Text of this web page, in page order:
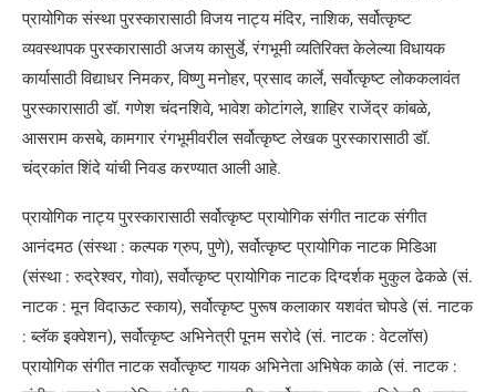
प्रायोगिक संस्था पुरस्कारासाठी विजय नाट्य मंदिर, नाशिक, सर्वोत्कृष्ट
व्यवस्थापक पुरस्कारासाठी अजय कासुर्डे, रंगभूमी व्यतिरिक्त केलेल्या विधायक
कार्यासाठी विद्याधर निमकर, विष्णु मनोहर, प्रसाद कार्ले, सर्वोत्कृष्ट लोककलावंत
पुरस्कारासाठी डॉ. गणेश चंदनशिवे, भावेश कोटांगले, शाहिर राजेंद्र कांबळे,
आसराम कसबे, कामगार रंगभूमीवरील सर्वोत्कृष्ट लेखक पुरस्कारासाठी डॉ.
चंद्रकांत शिंदे यांची निवड करण्यात आली आहे.
प्रायोगिक नाट्य पुरस्कारासाठी सर्वोत्कृष्ट प्रायोगिक संगीत नाटक संगीत
आनंदमठ (संस्था : कल्पक ग्रुप, पुणे), सर्वोत्कृष्ट प्रायोगिक नाटक मिडिआ
(संस्था : रुद्रेश्वर, गोवा), सर्वोत्कृष्ट प्रायोगिक नाटक दिग्दर्शक मुकुल ढेकळे (सं.
नाटक : मून विदाऊट स्काय), सर्वोत्कृष्ट पुरूष कलाकार यशवंत चोपडे (सं. नाटक
: ब्लॅक इक्वेशन), सर्वोत्कृष्ट अभिनेत्री पूनम सरोदे (सं. नाटक : वेटलॉस)
प्रायोगिक संगीत नाटक सर्वोत्कृष्ट गायक अभिनेता अभिषेक काळे (सं. नाटक :